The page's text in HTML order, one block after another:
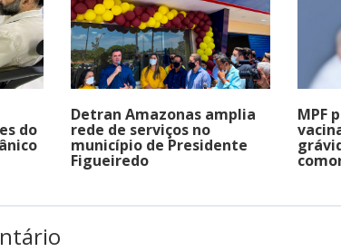
do
Detran Amazonas amplia
rede de serviços no
município de Presidente
Figueiredo
MPF